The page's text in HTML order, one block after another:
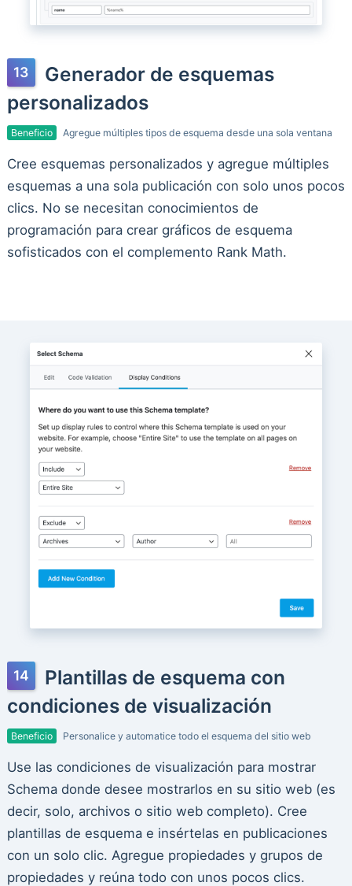
Generador de esquemas
personalizados
Beneficio Agregue múltiples tipos de esquema desde una sola ventana
Cree esquemas personalizados y agregue múltiples
esquemas a una sola publicación con solo unos pocos
clics. No se necesitan conocimientos de
programación para crear gráficos de esquema
sofisticados con el complemento Rank Math.
Plantillas de esquema con
condiciones de visualización
Beneficio Personalice y automatice todo el esquema del sitio web
Use las condiciones de visualización para mostrar
Schema donde desee mostrarlos en su sitio web (es
decir, solo, archivos o sitio web completo). Cree
plantillas de esquema e insértelas en publicaciones
con un solo clic. Agregue propiedades y grupos de
propiedades y reúna todo con unos pocos clics.